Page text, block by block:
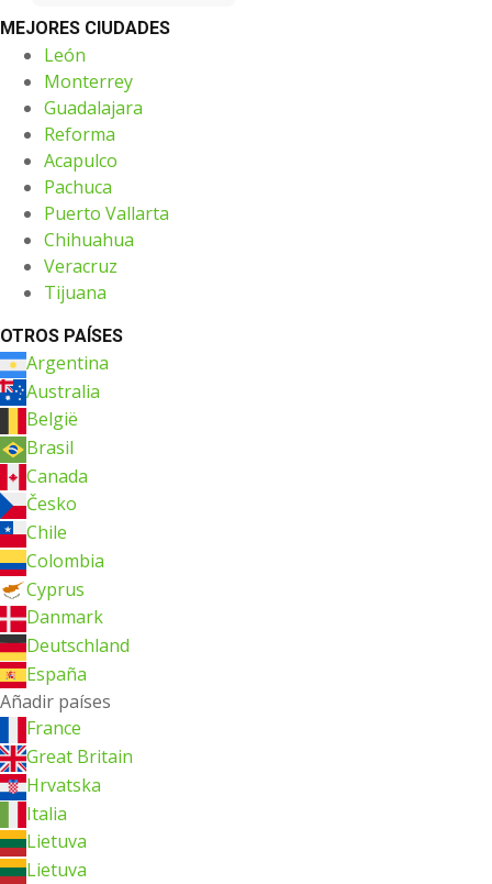
MEJORES CIUDADES
León
Monterrey
Guadalajara
Reforma
Acapulco
Pachuca
Puerto Vallarta
Chihuahua
Veracruz
Tijuana
OTROS PAÍSES
Argentina
Australia
België
Brasil
Canada
Česko
Chile
Colombia
Cyprus
Danmark
Deutschland
España
Añadir países
France
Great Britain
Hrvatska
Italia
Lietuva
Lietuva